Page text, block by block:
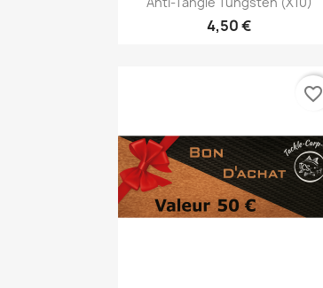
4,50 €
favorite_border